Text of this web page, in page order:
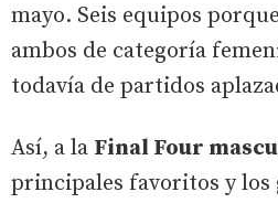
mayo. Seis equipos
ambos de categoría
todavía de partidos
Así, a la Final Four
principales favoritos y los